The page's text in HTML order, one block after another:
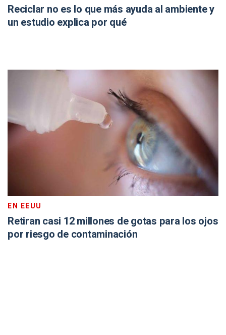
Reciclar no es lo que más ayuda al ambiente y
un estudio explica por qué
EN EEUU
Retiran casi 12 millones de gotas para los ojos
por riesgo de contaminación